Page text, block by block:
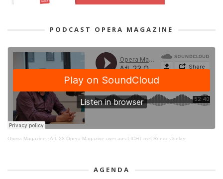
PODCAST OPERA MAGAZINE
Opera Magazine · Afl. 23 Opera Magazine over aus LICHT met Renee Jonker
AGENDA